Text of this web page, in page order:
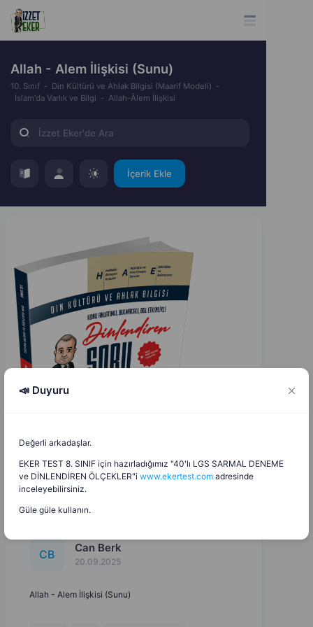
Allah - Alem İlişkisi (Sunu)
10. Sınıf
Din Kültürü ve Ahlak Bilgisi (Maarif Modeli)
İslam'da Varlık ve Bilgi
Allah-Âlem İlişkisi
İçerik Ekle
CB Can Berk
20.09.2025
Allah - Alem İlişkisi (Sunu)
📣 Duyuru
Değerli arkadaşlar.
EKER TEST 8. SINIF için hazırladığımız "40'lı LGS SARMAL DENEME
ve DİNLENDİREN ÖLÇEKLER"i www.ekertest.com adresinde
inceleyebilirsiniz.
Güle güle kullanın.